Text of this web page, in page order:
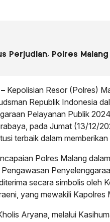
Perjudian, Polres
Kepolisian Resor (Polres)
Republik Indonesia
Pelayanan Publik
pada Jumat (13/12/
terbaik dalam
Polres Malang
secara simbolis oleh
yang mewakili Kapolres
Aryana, melalui